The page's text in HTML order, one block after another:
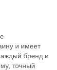
и имеет
бренд и
точный